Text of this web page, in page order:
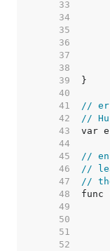
    33
    34
    35
    36
    37
    38
    39
    40
    41
//
    42
//
    43
    44
    45
//
    46
//
    47
//
    48
    49
    50
    51
    52